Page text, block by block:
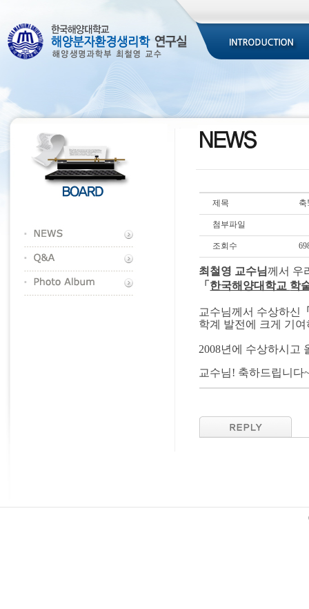
제목
첨부파일
조회수
최철영 교수님께서 우
「 한국해양대학교 학
교수님께서 수상하신
학계 발전에 크게 기
2008년에 수상하시고
교수님! 축하드립니다